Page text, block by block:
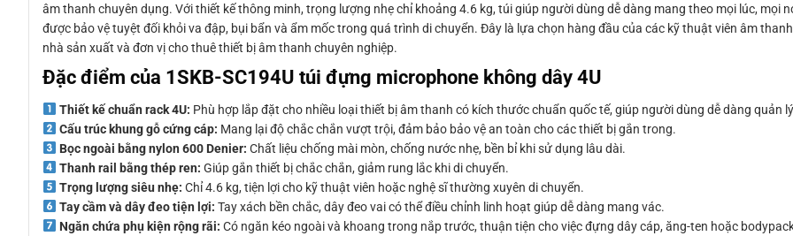
âm thanh chuyên dụng. Với thiết kế thông minh, trọng lượng nhẹ chỉ khoảng 4.6 kg, túi giúp người dùng dễ dàng mang theo mọi lúc, mọi
được bảo vệ tuyệt đối khỏi va đập, bụi bẩn và ẩm mốc trong quá trình di chuyển. Đây là lựa chọn hàng đầu của các kỹ thuật viên âm
nhà sản xuất và đơn vị cho thuê thiết bị âm thanh chuyên nghiệp.
Đặc điểm của 1SKB-SC194U túi đựng microphone không dây 4U
Thiết kế chuẩn rack 4U: Phù hợp lắp đặt cho nhiều loại thiết bị âm thanh có kích thước chuẩn quốc tế, giúp người dùng dễ dàng quản
Cấu trúc khung gỗ cứng cáp: Mang lại độ chắc chắn vượt trội, đảm bảo bảo vệ an toàn cho các thiết bị gắn trong.
Bọc ngoài bằng nylon 600 Denier: Chất liệu chống mài mòn, chống nước nhẹ, bền bỉ khi sử dụng lâu dài.
Thanh rail bằng thép ren: Giúp gắn thiết bị chắc chắn, giảm rung lắc khi di chuyển.
Trọng lượng siêu nhẹ: Chỉ 4.6 kg, tiện lợi cho kỹ thuật viên hoặc nghệ sĩ thường xuyên di chuyển.
Tay cầm và dây đeo tiện lợi: Tay xách bền chắc, dây đeo vai có thể điều chỉnh linh hoạt giúp dễ dàng mang vác.
Ngăn chứa phụ kiện rộng rãi: Có ngăn kéo ngoài và khoang trong nắp trước, thuận tiện cho việc đựng dây cáp, ăng-ten hoặc